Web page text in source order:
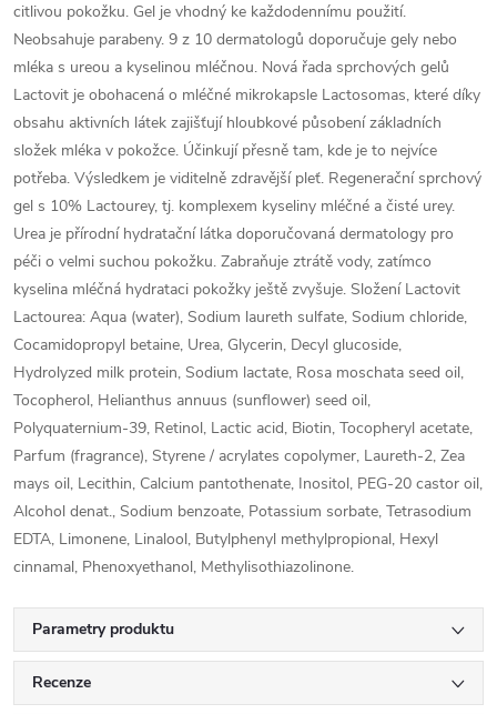
citlivou pokožku. Gel je vhodný ke každodennímu použití.
Neobsahuje parabeny. 9 z 10 dermatologů doporučuje gely nebo
mléka s ureou a kyselinou mléčnou. Nová řada sprchových gelů
Lactovit je obohacená o mléčné mikrokapsle Lactosomas, které díky
obsahu aktivních látek zajišťují hloubkové působení základních
složek mléka v pokožce. Účinkují přesně tam, kde je to nejvíce
potřeba. Výsledkem je viditelně zdravější pleť. Regenerační sprchový
gel s 10% Lactourey, tj. komplexem kyseliny mléčné a čisté urey.
Urea je přírodní hydratační látka doporučovaná dermatology pro
péči o velmi suchou pokožku. Zabraňuje ztrátě vody, zatímco
kyselina mléčná hydrataci pokožky ještě zvyšuje. Složení Lactovit
Lactourea: Aqua (water), Sodium laureth sulfate, Sodium chloride,
Cocamidopropyl betaine, Urea, Glycerin, Decyl glucoside,
Hydrolyzed milk protein, Sodium lactate, Rosa moschata seed oil,
Tocopherol, Helianthus annuus (sunflower) seed oil,
Polyquaternium-39, Retinol, Lactic acid, Biotin, Tocopheryl acetate,
Parfum (fragrance), Styrene / acrylates copolymer, Laureth-2, Zea
mays oil, Lecithin, Calcium pantothenate, Inositol, PEG-20 castor oil,
Alcohol denat., Sodium benzoate, Potassium sorbate, Tetrasodium
EDTA, Limonene, Linalool, Butylphenyl methylpropional, Hexyl
cinnamal, Phenoxyethanol, Methylisothiazolinone.
Parametry produktu
Recenze